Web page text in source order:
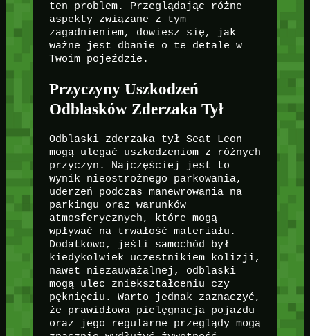
ten problem. Przeglądając różne
aspekty związane z tym
zagadnieniem, dowiesz się, jak
ważne jest dbanie o te detale w
Twoim pojeździe.
Przyczyny Uszkodzeń
Odblasków Zderzaka Tył
Odblaski zderzaka tył Seat Leon
mogą ulegać uszkodzeniom z różnych
przyczyn. Najczęściej jest to
wynik nieostrożnego parkowania,
uderzeń podczas manewrowania na
parkingu oraz warunków
atmosferycznych, które mogą
wpływać na trwałość materiału.
Dodatkowo, jeśli samochód był
kiedykolwiek uczestnikiem kolizji,
nawet niezauważalnej, odblaski
mogą ulec zniekształceniu czy
pęknięciu. Warto jednak zaznaczyć,
że prawidłowa pielęgnacja pojazdu
oraz jego regularne przeglądy mogą